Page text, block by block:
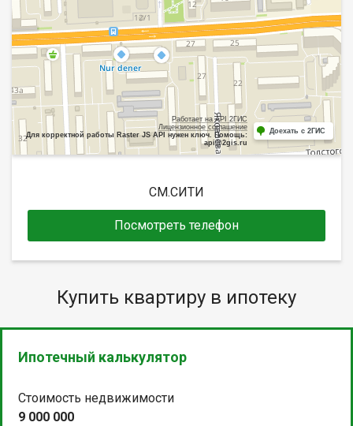
Работает на API 2ГИС
Лицензионное соглашение
Для корректной работы Raster JS API нужен ключ. Помощь:
api@2gis.ru
Доехать с 2ГИС
СМ.СИТИ
Посмотреть телефон
Купить квартиру в ипотеку
Ипотечный калькулятор
Стоимость недвижимости
9 000 000